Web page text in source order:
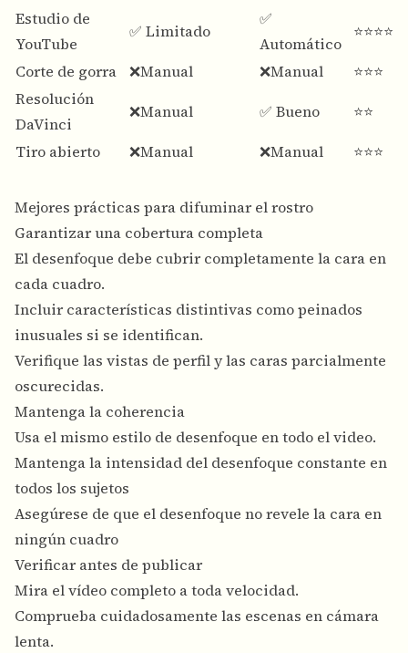
Estudio de
YouTube
✅ Limitado
✅
Automático
⭐⭐⭐⭐
Corte de gorra
❌Manual ❌Manual
⭐⭐⭐
Resolución
DaVinci
❌Manual ✅ Bueno
⭐⭐
Tiro abierto
❌Manual ❌Manual ⭐⭐⭐
Mejores prácticas para difuminar el rostro
Garantizar una cobertura completa
El desenfoque debe cubrir completamente la cara en
cada cuadro.
Incluir características distintivas como peinados
inusuales si se identifican.
Verifique las vistas de perfil y las caras parcialmente
oscurecidas.
Mantenga la coherencia
Usa el mismo estilo de desenfoque en todo el video.
Mantenga la intensidad del desenfoque constante en
todos los sujetos
Asegúrese de que el desenfoque no revele la cara en
ningún cuadro
Verificar antes de publicar
Mira el vídeo completo a toda velocidad.
Comprueba cuidadosamente las escenas en cámara
lenta.